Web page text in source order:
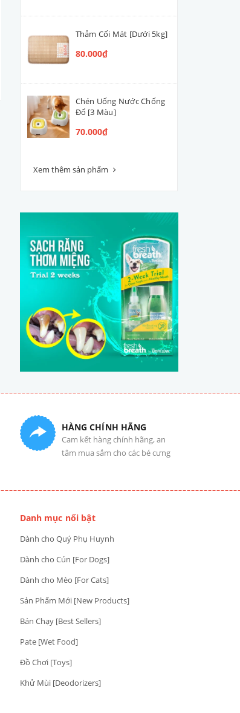
Viên Topping Bò Phô Mai
DoggyMan 100g
Thảm Cối Mát [Dưới 5kg]
80.000₫
Chén Uống Nước Chống
Đổ [3 Màu]
70.000₫
Xem thêm sản phẩm
HÀNG CHÍNH HÃNG
Cam kết hàng chính hãng, an
tâm mua sắm cho các bé cưng
Danh mục nổi bật
Dành cho Quý Phụ Huynh
Dành cho Cún [For Dogs]
Dành cho Mèo [For Cats]
Sản Phẩm Mới [New Products]
Bán Chạy [Best Sellers]
Pate [Wet Food]
Đồ Chơi [Toys]
Khử Mùi [Deodorizers]